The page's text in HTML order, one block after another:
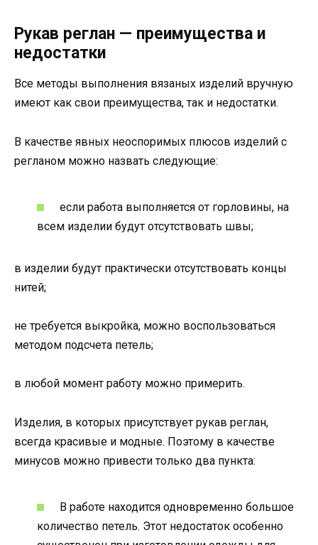
Рукав реглан — преимущества и
недостатки
Все методы выполнения вязаных изделий вручную
имеют как свои преимущества, так и недостатки.
В качестве явных неоспоримых плюсов изделий с
регланом можно назвать следующие:
если работа выполняется от горловины, на
всем изделии будут отсутствовать швы;
в изделии будут практически отсутствовать концы
нитей;
не требуется выкройка, можно воспользоваться
методом подсчета петель;
в любой момент работу можно примерить.
Изделия, в которых присутствует рукав реглан,
всегда красивые и модные. Поэтому в качестве
минусов можно привести только два пункта:
В работе находится одновременно большое
количество петель. Этот недостаток особенно